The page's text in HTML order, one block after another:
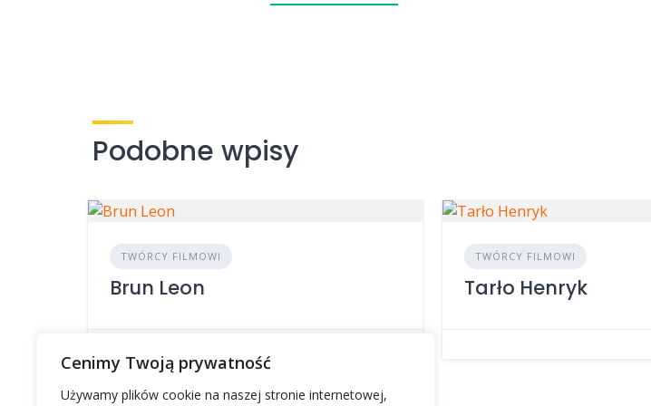
Cenimy Twoją prywatność
Używamy plików cookie na naszej stronie internetowej,
Podobne wpisy
TWÓRCY FILMOWI
Brun Leon
TWÓRCY FILMOWI
Tarło Henryk